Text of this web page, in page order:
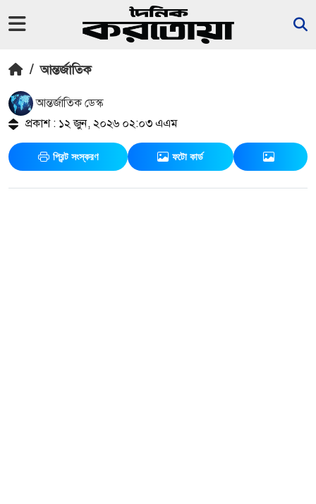
/ আন্তর্জাতিক
আন্তর্জাতিক ডেস্ক
প্রকাশ : ১২ জুন, ২০২৬ ০২:০৩ এএম
প্রিন্ট সংস্করণ ফটো কার্ড